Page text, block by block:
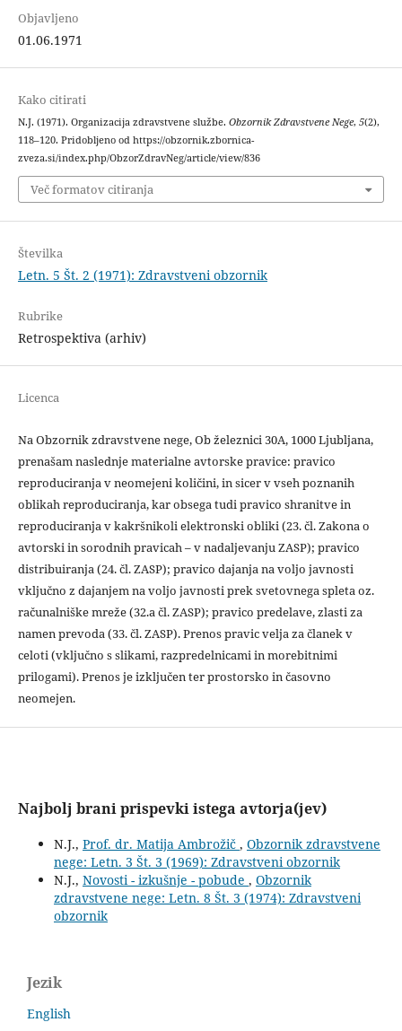
Objavljeno
01.06.1971
Kako citirati
N.J. (1971). Organizacija zdravstvene službe. Obzornik Zdravstvene Nege, 5(2),
118–120. Pridobljeno od https://obzornik.zbornica-
zveza.si/index.php/ObzorZdravNeg/article/view/836
Več formatov citiranja
Številka
Letn. 5 Št. 2 (1971): Zdravstveni obzornik
Rubrike
Retrospektiva (arhiv)
Licenca
Na Obzornik zdravstvene nege, Ob železnici 30A, 1000 Ljubljana,
prenašam naslednje materialne avtorske pravice: pravico
reproduciranja v neomejeni količini, in sicer v vseh poznanih
oblikah reproduciranja, kar obsega tudi pravico shranitve in
reproduciranja v kakršnikoli elektronski obliki (23. čl. Zakona o
avtorski in sorodnih pravicah – v nadaljevanju ZASP); pravico
distribuiranja (24. čl. ZASP); pravico dajanja na voljo javnosti
vključno z dajanjem na voljo javnosti prek svetovnega spleta oz.
računalniške mreže (32.a čl. ZASP); pravico predelave, zlasti za
namen prevoda (33. čl. ZASP). Prenos pravic velja za članek v
celoti (vključno s slikami, razpredelnicami in morebitnimi
prilogami). Prenos je izključen ter prostorsko in časovno
neomejen.
Najbolj brani prispevki istega avtorja(jev)
N.J., Prof. dr. Matija Ambrožič , Obzornik zdravstvene
nege: Letn. 3 Št. 3 (1969): Zdravstveni obzornik
N.J., Novosti - izkušnje - pobude , Obzornik
zdravstvene nege: Letn. 8 Št. 3 (1974): Zdravstveni
obzornik
Jezik
English